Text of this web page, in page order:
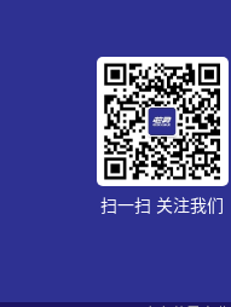
扫一扫 关注我们